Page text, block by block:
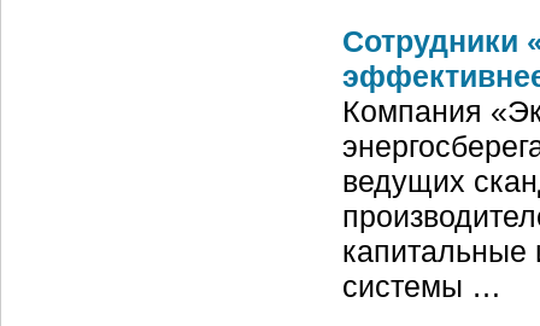
Сотрудники
Компания
ведущих
капитальные
системы …